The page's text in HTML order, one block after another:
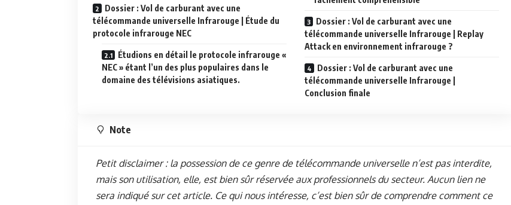
Dossier : Vol de carburant avec une
télécommande universelle Infrarouge | Étude du
protocole infrarouge NEC
Étudions en détail le protocole infrarouge «
NEC » étant l’un des plus populaires dans le
domaine des télévisions asiatiques.
Dossier : Vol de carburant avec une
télécommande universelle Infrarouge | Replay
Attack en environnement infrarouge ?
Dossier : Vol de carburant avec une
télécommande universelle Infrarouge |
Conclusion finale
Note
Petit disclaimer : la possession de ce genre de télécommande universelle n’est pas interdite,
mais son utilisation, elle, est bien sûr réservée aux professionnels du secteur. Aucun lien ne
sera indiqué sur cet article. Ce qui nous intéresse, c’est bien sûr de comprendre comment ce